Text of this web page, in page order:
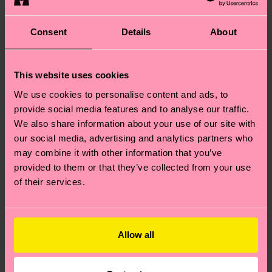
Consent Details About
This website uses cookies
We use cookies to personalise content and ads, to
provide social media features and to analyse our traffic.
We also share information about your use of our site with
our social media, advertising and analytics partners who
may combine it with other information that you’ve
provided to them or that they’ve collected from your use
of their services.
Allow all
Smelly Burger Low
Sock
Precio original
8 €
precio rebajado
-40%
Kids Smelly Burger
Sock
Precio original
7 €
precio rebajado
-50%
MEZCLA DE
ALGODÓN
ORGÁNICO